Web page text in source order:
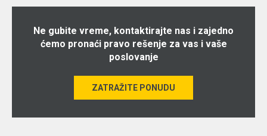
Ne gubite vreme, kontaktirajte nas i zajedno
ćemo pronaći pravo rešenje za vas i vaše
poslovanje
ZATRAŽITE PONUDU